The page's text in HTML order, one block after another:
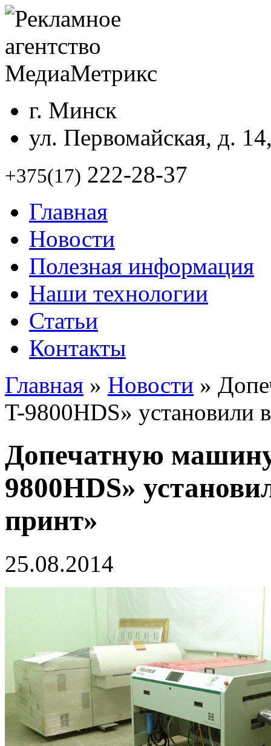
г. Минск
ул. Первомайская, д.
+375(17) 222-28-37
Главная
Новости
Полезная информация
Наши технологии
Статьи
Контакты
Главная » Новости »
T-9800HDS»
Допечатную
9800HDS»
принт»
25.08.2014